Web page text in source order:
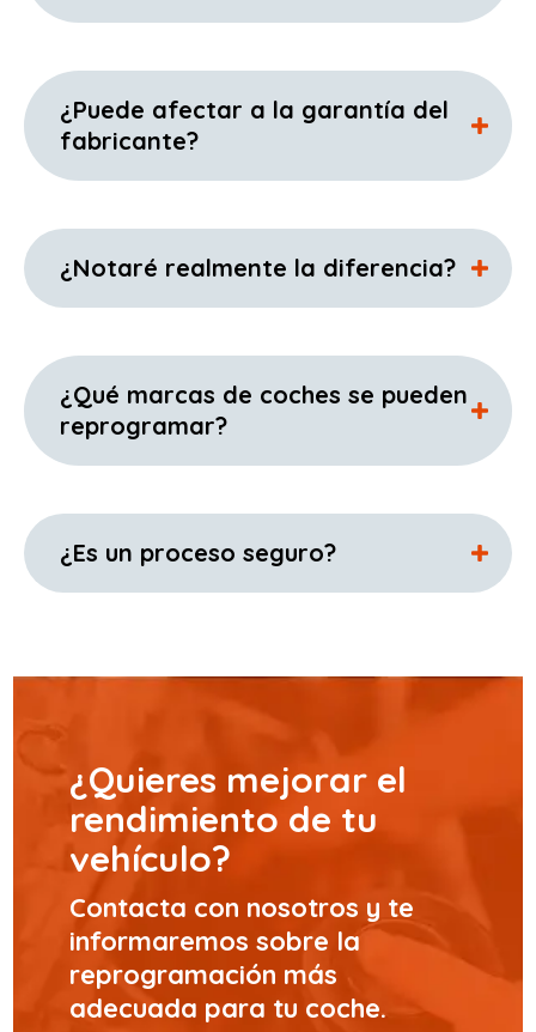
¿Puede afectar a la garantía del
fabricante?
¿Notaré realmente la diferencia?
¿Qué marcas de coches se pueden
reprogramar?
¿Es un proceso seguro?
¿Quieres mejorar el
rendimiento de tu
vehículo?
Contacta con nosotros y te
informaremos sobre la
reprogramación más
adecuada para tu coche.